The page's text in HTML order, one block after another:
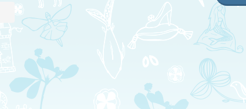
Disponibilidad:
stock